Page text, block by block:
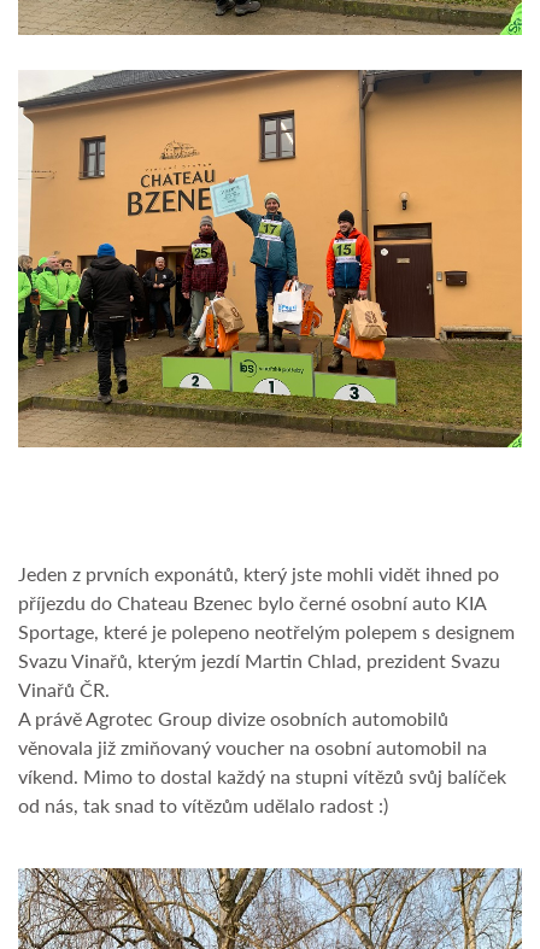
Jeden z prvních exponátů, který jste mohli vidět ihned po
příjezdu do Chateau Bzenec bylo černé osobní auto KIA
Sportage, které je polepeno neotřelým polepem s designem
Svazu Vinařů, kterým jezdí Martin Chlad, prezident Svazu
Vinařů ČR.
A právě Agrotec Group divize osobních automobilů
věnovala již zmiňovaný voucher na osobní automobil na
víkend. Mimo to dostal každý na stupni vítězů svůj balíček
od nás, tak snad to vítězům udělalo radost :)